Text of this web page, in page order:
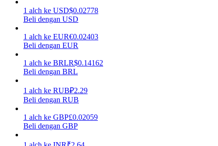
Babi Kekuatan
Dapatkan imbalan kompetitif setiap hari
1 alch ke USD$0.02778
Beli dengan USD
1 alch ke EUR€0.02403
Beli dengan EUR
1 alch ke BRLR$0.14162
Beli dengan BRL
1 alch ke RUB₽2.29
Beli dengan RUB
1 alch ke GBP£0.02059
Beli dengan GBP